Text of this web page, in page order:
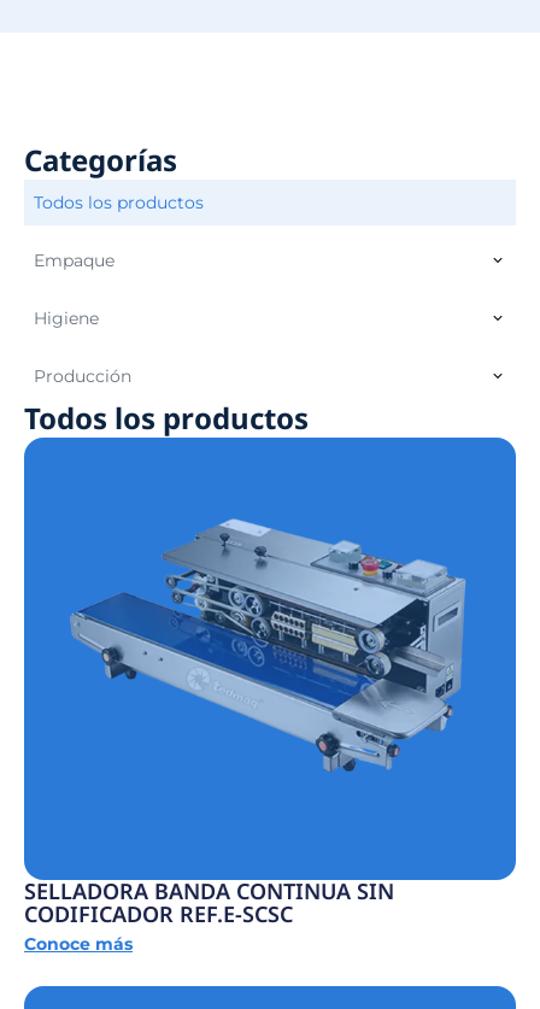
Categorías
Empaque
Higiene
Producción
Todos los productos
Todos los productos
SELLADORA BANDA CONTINUA SIN
CODIFICADOR REF.E-SCSC
Conoce más